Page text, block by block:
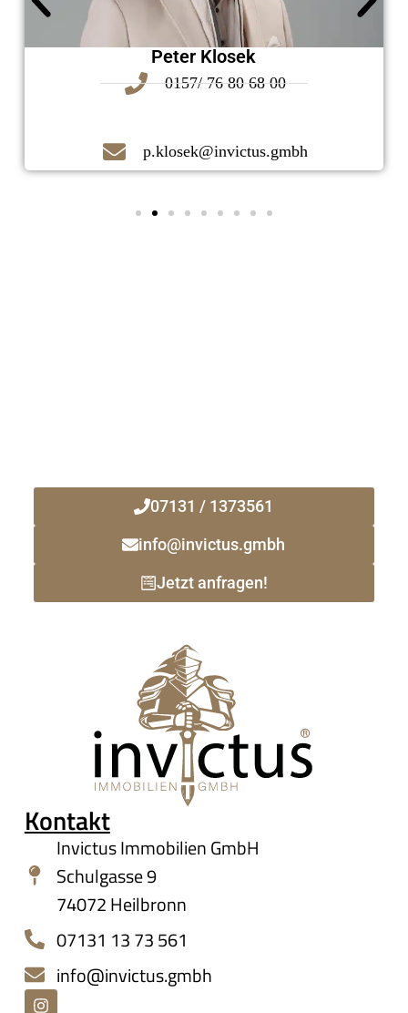
Peter Klosek
0157/ 76 80 68 00
p.klosek@invictus.gmbh
07131 / 1373561
info@invictus.gmbh
Jetzt anfragen!
Kontakt
Invictus Immobilien GmbH
Schulgasse 9
74072 Heilbronn
07131 13 73 561
info@invictus.gmbh